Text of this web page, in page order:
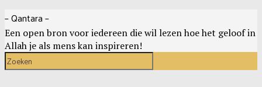
– Qantara –
Een open bron voor iedereen die wil lezen hoe het geloof in
Allah je als mens kan inspireren!